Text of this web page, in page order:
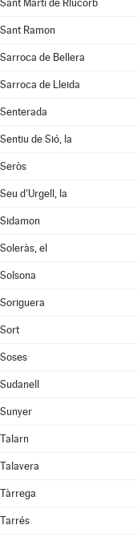
Sant Martí de Riucorb
Sant Ramon
Sarroca de Bellera
Sarroca de Lleida
Senterada
Sentiu de Sió, la
Seròs
Seu d'Urgell, la
Sidamon
Soleràs, el
Solsona
Soriguera
Sort
Soses
Sudanell
Sunyer
Talarn
Talavera
Tàrrega
Tarrés